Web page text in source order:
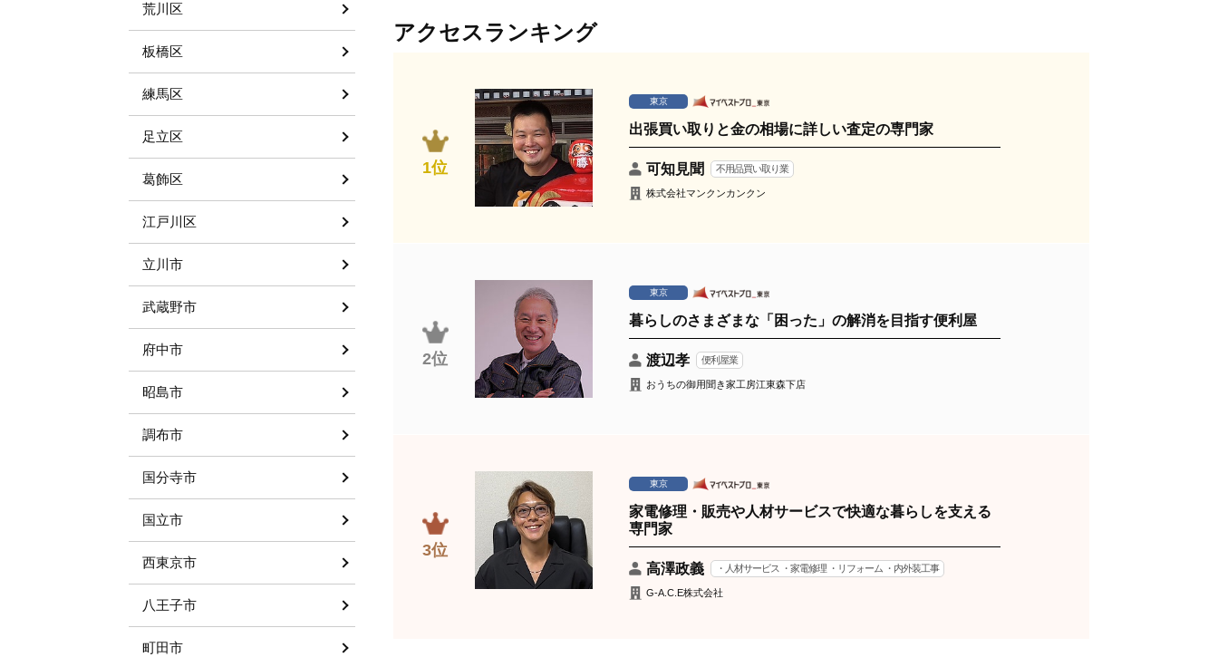
アクセスランキング
1位
東京
出張買い取りと金の相場に詳しい査定の専門家
可知見聞 不用品買い取り業
株式会社マンクンカンクン
2位
東京
暮らしのさまざまな「困った」の解消を目指す便利屋
渡辺孝 便利屋業
おうちの御用聞き家工房江東森下店
3位
東京
家電修理・販売や人材サービスで快適な暮らしを支える
専門家
高澤政義 ・人材サービス ・家電修理 ・リフォーム ・内外装工事
G-A.C.E株式会社
荒川区
板橋区
練馬区
足立区
葛飾区
江戸川区
立川市
武蔵野市
府中市
昭島市
調布市
国分寺市
国立市
西東京市
八王子市
町田市